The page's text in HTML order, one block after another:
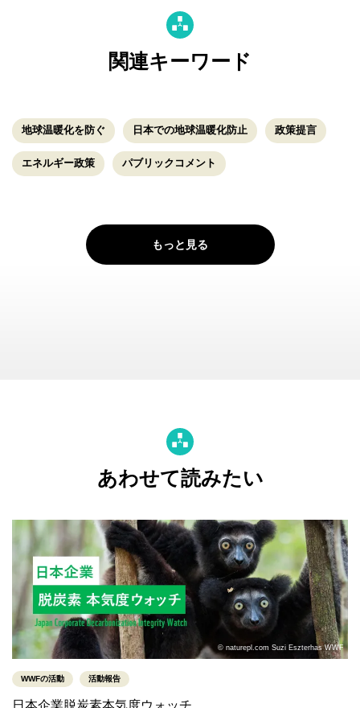
関連キーワード
地球温暖化を防ぐ 日本での地球温暖化防止 政策提言
エネルギー政策 パブリックコメント
もっと見る
あわせて読みたい
© naturepl.com Suzi Eszterhas WWF
WWFの活動 活動報告
日本企業脱炭素本気度ウォッチ